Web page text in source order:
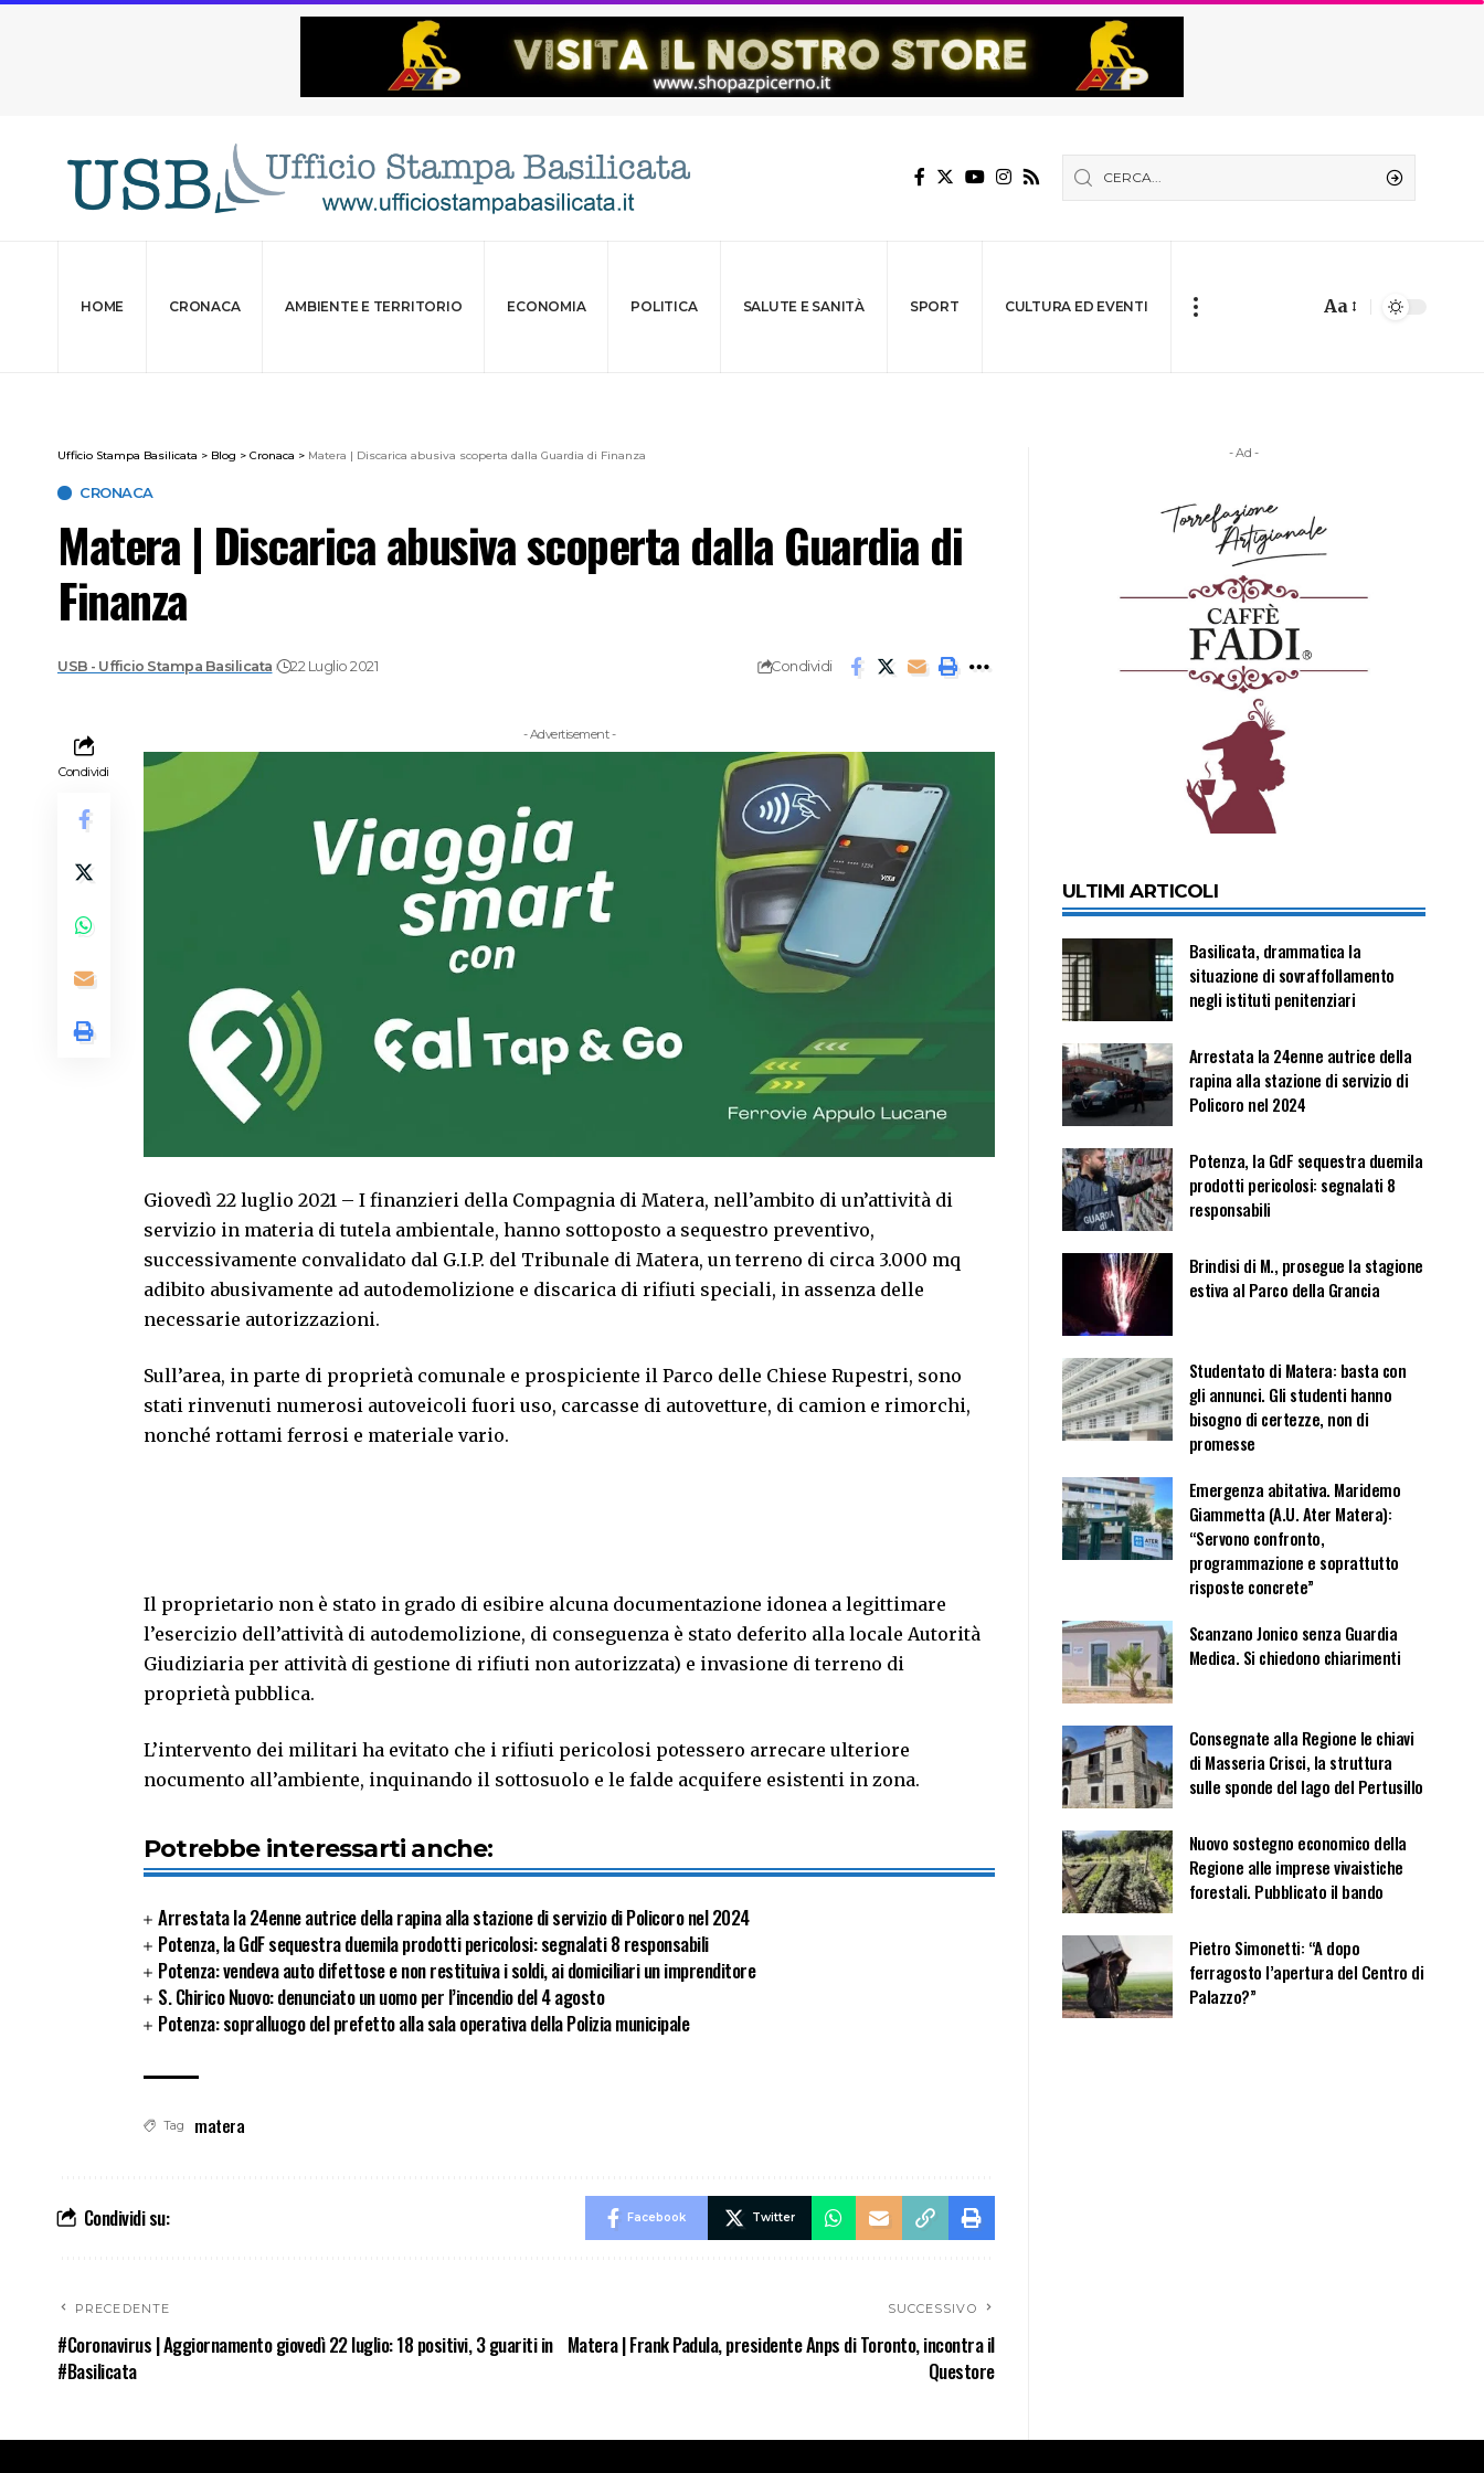
HOME CRONACA AMBIENTE E TERRITORIO ECONOMIA POLITICA SALUTE E SANITÀ SPORT CULTURA ED EVENTI Aa
Ufficio Stampa Basilicata > Blog > Cronaca > Matera | Discarica abusiva scoperta dalla Guardia di Finanza
CRONACA
Matera | Discarica abusiva scoperta dalla Guardia di
Finanza
USB - Ufficio Stampa Basilicata 22 Luglio 2021 Condividi
Condividi
- Advertisement -
Giovedì 22 luglio 2021 – I finanzieri della Compagnia di Matera, nell’ambito di un’attività di
servizio in materia di tutela ambientale, hanno sottoposto a sequestro preventivo,
successivamente convalidato dal G.I.P. del Tribunale di Matera, un terreno di circa 3.000 mq
adibito abusivamente ad autodemolizione e discarica di rifiuti speciali, in assenza delle
necessarie autorizzazioni.
Sull’area, in parte di proprietà comunale e prospiciente il Parco delle Chiese Rupestri, sono
stati rinvenuti numerosi autoveicoli fuori uso, carcasse di autovetture, di camion e rimorchi,
nonché rottami ferrosi e materiale vario.
Il proprietario non è stato in grado di esibire alcuna documentazione idonea a legittimare
l’esercizio dell’attività di autodemolizione, di conseguenza è stato deferito alla locale Autorità
Giudiziaria per attività di gestione di rifiuti non autorizzata) e invasione di terreno di
proprietà pubblica.
L’intervento dei militari ha evitato che i rifiuti pericolosi potessero arrecare ulteriore
nocumento all’ambiente, inquinando il sottosuolo e le falde acquifere esistenti in zona.
Potrebbe interessarti anche:
Arrestata la 24enne autrice della rapina alla stazione di servizio di Policoro nel 2024
Potenza, la GdF sequestra duemila prodotti pericolosi: segnalati 8 responsabili
Potenza: vendeva auto difettose e non restituiva i soldi, ai domiciliari un imprenditore
S. Chirico Nuovo: denunciato un uomo per l’incendio del 4 agosto
Potenza: sopralluogo del prefetto alla sala operativa della Polizia municipale
Tag matera
Condividi su: Facebook Twitter
PRECEDENTE
#Coronavirus | Aggiornamento giovedì 22 luglio: 18 positivi, 3 guariti in
#Basilicata
SUCCESSIVO
Matera | Frank Padula, presidente Anps di Toronto, incontra il
Questore
- Ad -
ULTIMI ARTICOLI
Basilicata, drammatica la
situazione di sovraffollamento
negli istituti penitenziari
Arrestata la 24enne autrice della
rapina alla stazione di servizio di
Policoro nel 2024
Potenza, la GdF sequestra duemila
prodotti pericolosi: segnalati 8
responsabili
Brindisi di M., prosegue la stagione
estiva al Parco della Grancia
Studentato di Matera: basta con
gli annunci. Gli studenti hanno
bisogno di certezze, non di
promesse
Emergenza abitativa. Maridemo
Giammetta (A.U. Ater Matera):
“Servono confronto,
programmazione e soprattutto
risposte concrete”
Scanzano Jonico senza Guardia
Medica. Si chiedono chiarimenti
Consegnate alla Regione le chiavi
di Masseria Crisci, la struttura
sulle sponde del lago del Pertusillo
Nuovo sostegno economico della
Regione alle imprese vivaistiche
forestali. Pubblicato il bando
Pietro Simonetti: “A dopo
ferragosto l’apertura del Centro di
Palazzo?”